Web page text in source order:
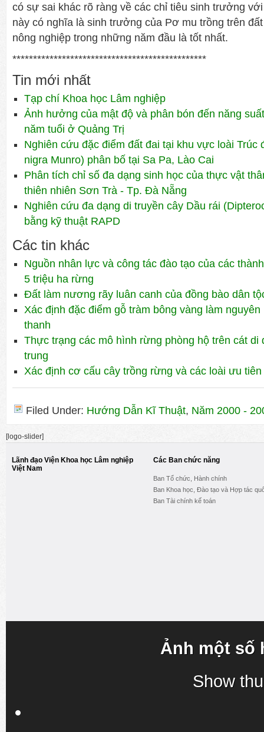
có sự sai khác rõ ràng về các chỉ tiêu sinh trưởng
này có nghĩa là sinh trưởng của Pơ mu trồng trên
nông nghiệp trong những năm đầu là tốt nhất.
***********************************************
Tin mới nhất
Tạp chí Khoa học Lâm nghiệp
Ảnh hưởng của mật độ và phân bón đến năng
năm tuổi ở Quảng Trị
Nghiên cứu đặc điểm đất đai tại khu vực loài Trúc
nigra Munro) phân bố tại Sa Pa, Lào Cai
Phân tích chỉ số đa dạng sinh học của thực vật
thiên nhiên Sơn Trà - Tp. Đà Nẵng
Nghiên cứu đa dạng di truyền cây Dầu rái
bằng kỹ thuật RAPD
Các tin khác
Nguồn nhân lực và công tác đào tạo của các
5 triệu ha rừng
Đất làm nương rãy luân canh của đồng bào dân
Xác định đặc điểm gỗ tràm bông vàng làm
thanh
Thực trạng các mô hình rừng phòng hộ trên cát di
trung
Xác định cơ cấu cây trồng rừng và các loài ưu
Filed Under: Hướng Dẫn Kĩ Thuật, Năm 2000 -
[logo-slider]
Lãnh đạo Viện Khoa học Lâm nghiệp
Việt Nam
Các Ban chức năng
Ban Tổ chức, Hành chính
Ban Khoa học, Đào tạo và Hợp tác
Ban Tài chính kế toán
Ảnh một số
Show